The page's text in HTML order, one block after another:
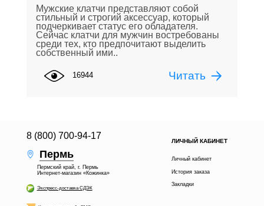
Мужские клатчи представляют собой
стильный и строгий аксессуар, который
подчеркивает статус его обладателя.
Сейчас клатчи для мужчин востребованы
среди тех, кто предпочитают выделить
собственный ими..
Читать
16944
8 (800) 700-94-17
Пермь
Пермский край, г. Пермь
Интернет-магазин «Кожинка»
Экспресс-доставка СДЭК
ЛИЧНЫЙ КАБИНЕТ
Личный кабинет
История заказа
Закладки